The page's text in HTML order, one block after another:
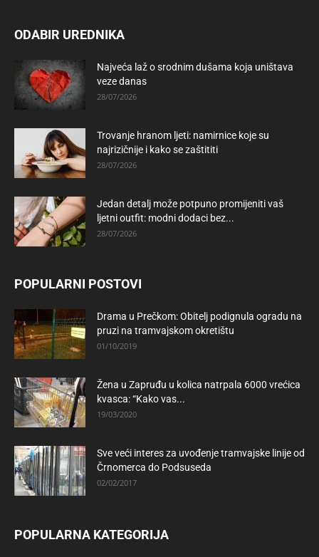
ODABIR UREDNIKA
Najveća laž o srodnim dušama koja uništava
veze danas
28/07/2026
Trovanje hranom ljeti: namirnice koje su
najrizičnije i kako se zaštititi
28/07/2026
Jedan detalj može potpuno promijeniti vaš
ljetni outfit: modni dodaci bez...
28/07/2026
POPULARNI POSTOVI
Drama u Prečkom: Obitelj podignula ogradu na
pruzi na tramvajskom okretištu
01/10/2019
Žena u Zapruđu u kolica natrpala 6000 vrećica
kvasca: “Kako vas...
19/03/2020
Sve veći interes za uvođenje tramvajske linije od
Črnomerca do Podsuseda
02/02/2017
POPULARNA KATEGORIJA